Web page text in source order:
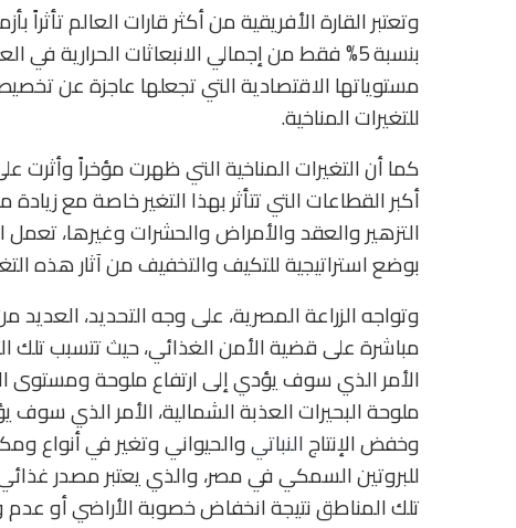
وتعتبر القارة الأفريقية من أكثر قارات العالم
بنسبة 5% فقط من إجمالي الانبعاثات الحرارية
مستوياتها الاقتصادية التي تجعلها عاجزة عن
للتغيرات المناخية.
كما أن التغيرات المناخية التي ظهرت مؤخراً وأثرت
أكبر القطاعات التي تتأثر بهذا التغير خاصة مع زيادة
التزهير والعقد والأمراض والحشرات وغيرها، تعمل
بوضع استراتيجية للتكيف والتخفيف من آثار هذه
وتواجه الزراعة المصرية، على وجه التحديد، العديد
مباشرة على قضية الأمن الغذائي، حيث تتسبب تلك
الأمر الذي سوف يؤدي إلى ارتفاع ملوحة ومستوى
ملوحة البحيرات العذبة الشمالية، الأمر الذي
وخفض الإنتاجالنباتيوالحيواني وتغير في أنواع
للبروتين السمكي في مصر، والذي يعتبر مصدر
تلك المناطق نتيجة انخفاض خصوبة الأراضي أو